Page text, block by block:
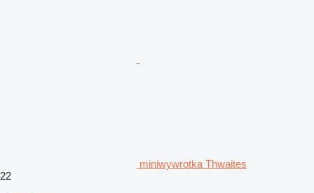
miniwywrotka Thwaites
22